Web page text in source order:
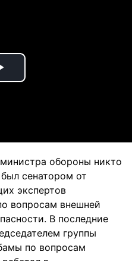
обороны никто
сенатором от
экспертов
вопросам внешней
В последние
группы
по вопросам